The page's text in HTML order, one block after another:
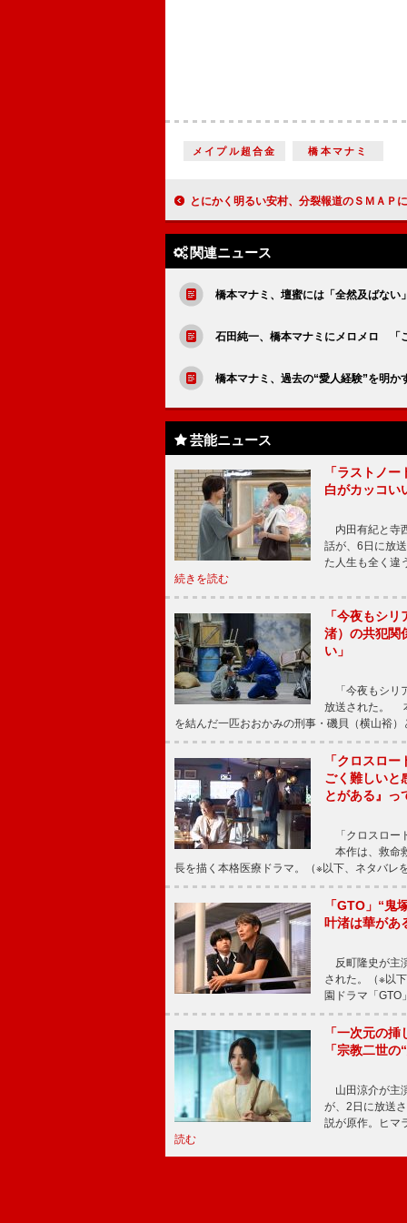
メイプル超合金 橋本マナミ
とにかく明るい安村、分裂報道のＳＭＡＰにエール 「困ったらパンイチにな
関連ニュース
橋本マナミ、壇蜜には「全然及ばな
石田純一、橋本マナミにメロメロ 「
橋本マナミ、過去の“愛人経験”を明
芸能ニュース
「ラストノ
白がカッコい
内田有紀と寺
話が、6日に放
た人生も全く違
続きを読む
「今夜もシ
渚）の共犯関
い」
「今夜もシリ
放送された。
を結んだ一匹おおかみの刑事・磯貝（横山裕
「クロスロ
ごく難しいと
とがある』っ
「クロスロー
本作は、救命
長を描く本格医療ドラマ。（※以下、ネタバ
「GTO」“鬼
叶渚は華があ
反町隆史が主
された。（※以
園ドラマ「
「一次元の
「宗教二世
山田涼介が主
が、2日に放送
説が原作。ヒマ
読む